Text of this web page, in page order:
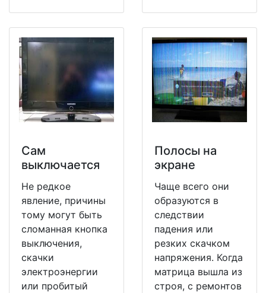
Сам
выключается
Не редкое
явление, причины
тому могут быть
сломанная кнопка
выключения,
скачки
электроэнергии
или пробитый
Полосы на
экране
Чаще всего они
образуются в
следствии
падения или
резких скачком
напряжения. Когда
матрица вышла из
строя, с ремонтов